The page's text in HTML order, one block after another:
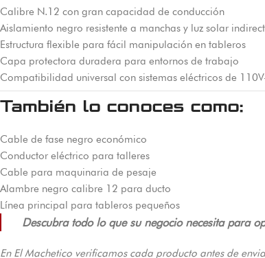
Calibre N.12 con gran capacidad de conducción
Aislamiento negro resistente a manchas y luz solar
Estructura flexible para fácil manipulación en tableros
Capa protectora duradera para entornos de trabajo
Compatibilidad universal con sistemas eléctricos de
También lo conoces como:
Cable de fase negro económico
Conductor eléctrico para talleres
Cable para maquinaria de pesaje
Alambre negro calibre 12 para ducto
Línea principal para tableros pequeños
Descubra todo lo que su negocio necesita para
En El Machetico verificamos cada producto antes de